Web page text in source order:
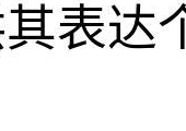
表达